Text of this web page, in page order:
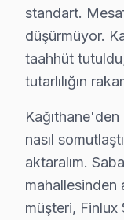
söz konusu
bu TV LED
söz konusu
bu TV
Kağıthane
Finlux
Finlux
•
standart.
düşürmüyor.
taahhüt
tutarlılığın
nasıl
aktaralım.
mahallesinden
müşteri,